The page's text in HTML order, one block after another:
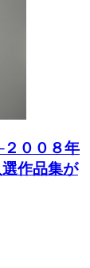
００８年
作品集が